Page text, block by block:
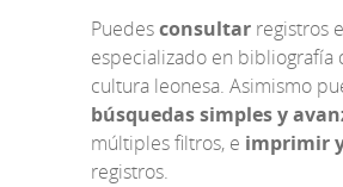
Puedesconsultar registros
especializado en bibliografía
cultura leonesa. Asimismo
búsquedas simples y
múltiples filtros, e imprimir
registros.